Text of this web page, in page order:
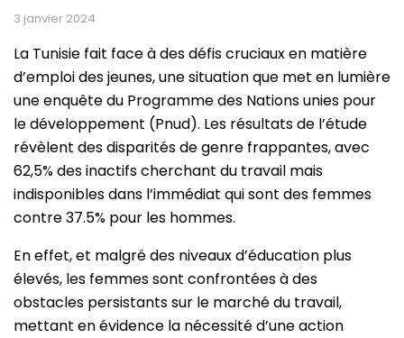
3 janvier 2024
La Tunisie fait face à des défis cruciaux en matière
d’emploi des jeunes, une situation que met en lumière
une enquête du Programme des Nations unies pour
le développement (Pnud). Les résultats de l’étude
révèlent des disparités de genre frappantes, avec
62,5% des inactifs cherchant du travail mais
indisponibles dans l’immédiat qui sont des femmes
contre 37.5% pour les hommes.
En effet, et malgré des niveaux d’éducation plus
élevés, les femmes sont confrontées à des
obstacles persistants sur le marché du travail,
mettant en évidence la nécessité d’une action